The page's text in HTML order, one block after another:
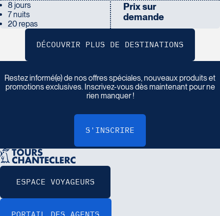
8 jours
7 nuits
20 repas
Prix sur
demande
Insc ivez vous à n o tre inf lettre
Restez informé(e) de nos offres spéciales, nouveaux produits et
promotions exclusives. Inscrivez-vous dès maintenant pour ne
rien manquer !